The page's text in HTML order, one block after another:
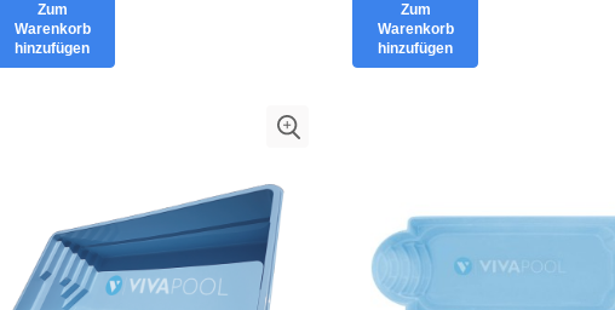
Zum
Warenkorb
hinzufügen
Zum
Warenkorb
hinzufügen